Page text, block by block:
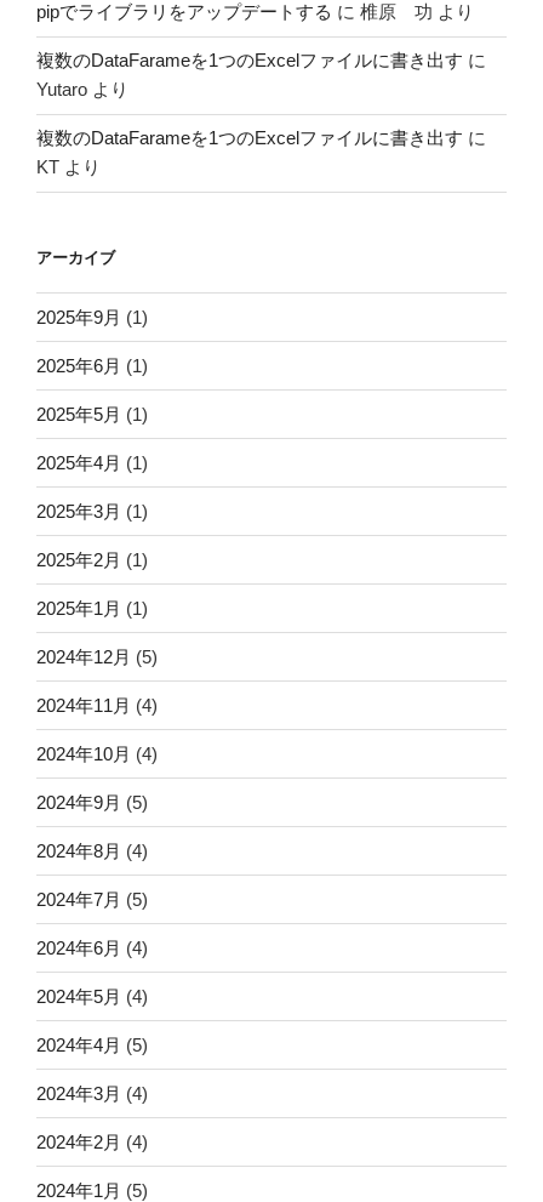
pipでライブラリをアップデートする に 椎原 功 より
複数のDataFarameを1つのExcelファイルに書き出す に
Yutaro より
複数のDataFarameを1つのExcelファイルに書き出す に
KT より
アーカイブ
2025年9月 (1)
2025年6月 (1)
2025年5月 (1)
2025年4月 (1)
2025年3月 (1)
2025年2月 (1)
2025年1月 (1)
2024年12月 (5)
2024年11月 (4)
2024年10月 (4)
2024年9月 (5)
2024年8月 (4)
2024年7月 (5)
2024年6月 (4)
2024年5月 (4)
2024年4月 (5)
2024年3月 (4)
2024年2月 (4)
2024年1月 (5)